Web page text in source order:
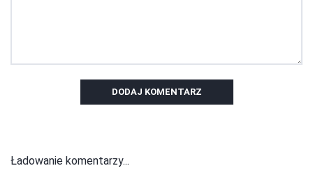
DODAJ KOMENTARZ
Ładowanie komentarzy...